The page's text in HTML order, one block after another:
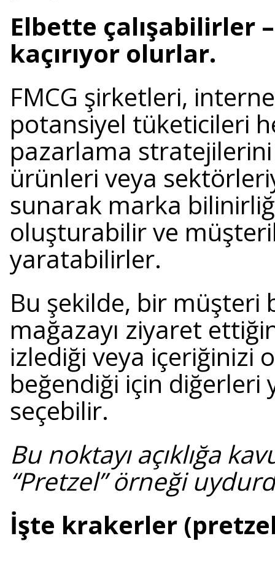
Elbette çalışabilirler
kaçırıyor olurlar.
FMCG şirketleri,
potansiyel tüketicileri
pazarlama
ürünleri veya
sunarak marka
oluşturabilir ve
yaratabilirler.
Bu şekilde, bir müşteri
mağazayı ziyaret
izlediği veya içeriğinizi
beğendiği için diğerleri
seçebilir.
Bu noktayı açıklığa
“Pretzel” örneği
İşte krakerler